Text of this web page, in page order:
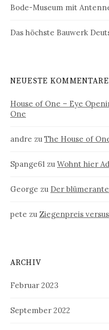
Bode-Museum mit
Das höchste Bauwerk
NEUESTE KOMMENTARE
House of One – Eye
One
andre zu The House of
Spange61 zu Wohnt hier
George zu Der
pete zu Ziegenpreis
ARCHIV
Februar 2023
September 2022